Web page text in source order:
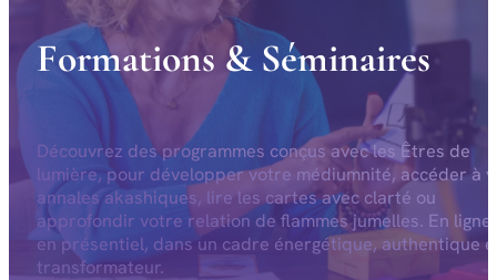
Formations & Séminaires
Découvrez des programmes conçus avec les Êtres de
lumière, pour développer votre médiumnité, accéder à
annales akashiques, lire les cartes avec clarté ou
approfondir votre relation de flammes jumelles. En ligne
en présentiel, dans un cadre énergétique, authentique
transformateur.